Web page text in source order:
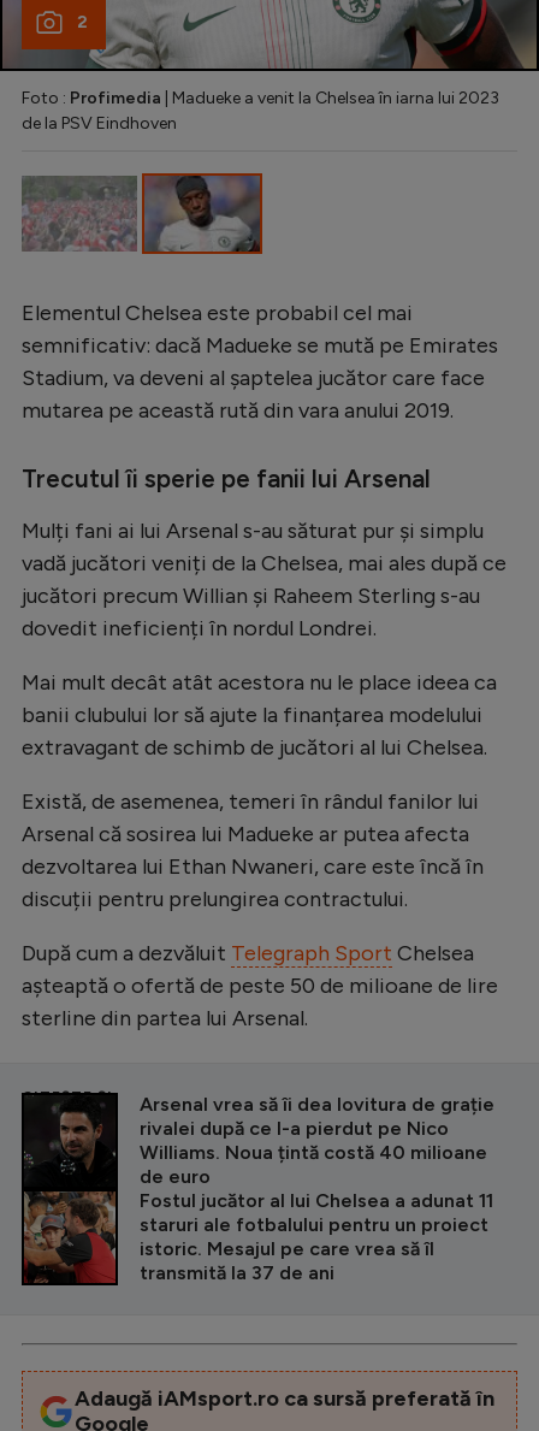
2
Foto : Profimedia | Madueke a venit la Chelsea în iarna lui 2023
de la PSV Eindhoven
Elementul Chelsea este probabil cel mai
semnificativ: dacă Madueke se mută pe Emirates
Stadium, va deveni al șaptelea jucător care face
mutarea pe această rută din vara anului 2019.
Trecutul îi sperie pe fanii lui Arsenal
Mulți fani ai lui Arsenal s-au săturat pur și simplu
vadă jucători veniți de la Chelsea, mai ales după ce
jucători precum Willian și Raheem Sterling s-au
dovedit ineficienți în nordul Londrei.
Mai mult decât atât acestora nu le place ideea ca
banii clubului lor să ajute la finanțarea modelului
extravagant de schimb de jucători al lui Chelsea.
Există, de asemenea, temeri în rândul fanilor lui
Arsenal că sosirea lui Madueke ar putea afecta
dezvoltarea lui Ethan Nwaneri, care este încă în
discuții pentru prelungirea contractului.
După cum a dezvăluit Telegraph Sport Chelsea
așteaptă o ofertă de peste 50 de milioane de lire
sterline din partea lui Arsenal.
CITEȘTE ȘI
Arsenal vrea să îi dea lovitura de grație
rivalei după ce l-a pierdut pe Nico
Williams. Noua țintă costă 40 milioane
de euro
Fostul jucător al lui Chelsea a adunat 11
staruri ale fotbalului pentru un proiect
istoric. Mesajul pe care vrea să îl
transmită la 37 de ani
Adaugă iAMsport.ro ca sursă preferată în
Google